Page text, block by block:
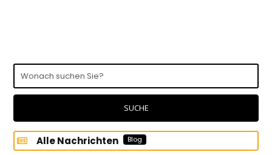
Wonach
suchen
Sie?
SUCHE
Alle Nachrichten Blog